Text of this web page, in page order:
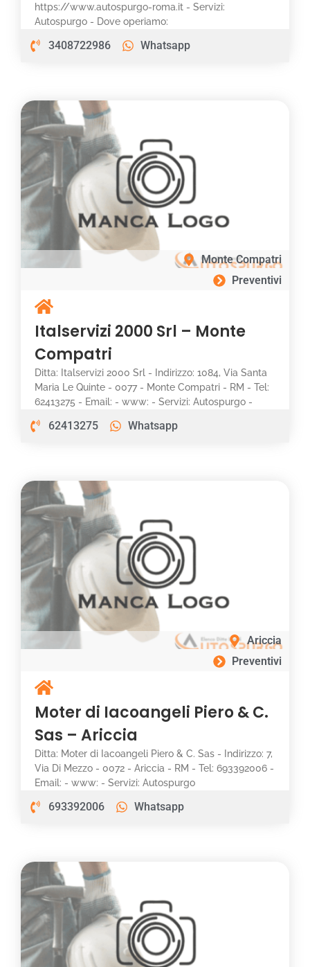
https://www.autospurgo-roma.it - Servizi:
Autospurgo - Dove operiamo:
3408722986 Whatsapp
Monte Compatri
Preventivi
Italservizi 2000 Srl – Monte
Compatri
Ditta: Italservizi 2000 Srl - Indirizzo: 1084, Via Santa
Maria Le Quinte - 0077 - Monte Compatri - RM - Tel:
62413275 - Email: - www: - Servizi: Autospurgo -
62413275 Whatsapp
Ariccia
Preventivi
Moter di Iacoangeli Piero & C.
Sas – Ariccia
Ditta: Moter di Iacoangeli Piero & C. Sas - Indirizzo: 7,
Via Di Mezzo - 0072 - Ariccia - RM - Tel: 693392006 -
Email: - www: - Servizi: Autospurgo
693392006 Whatsapp